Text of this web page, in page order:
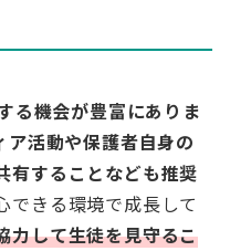
る機会が豊富にありま
ア活動や保護者自身の
有することなども推奨
できる環境で成長して
力して生徒を見守るこ